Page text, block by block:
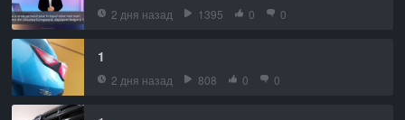
2 дня назад 1395 0 0
1
2 дня назад 808 0 0